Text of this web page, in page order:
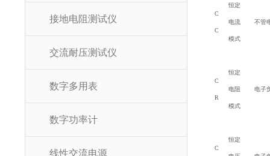
接地电阻测试仪
交流耐压测试仪
数字多用表
数字功率计
线性交流电源
C
C
恒定
电流
模式
不管
C
R
恒定
电阻
模式
电子
C
恒定